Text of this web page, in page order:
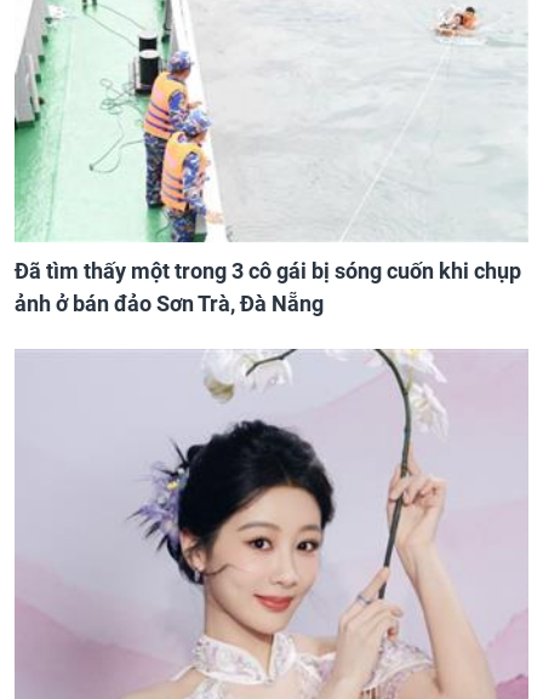
Đã tìm thấy một trong 3 cô gái bị sóng cuốn khi chụp
ảnh ở bán đảo Sơn Trà, Đà Nẵng